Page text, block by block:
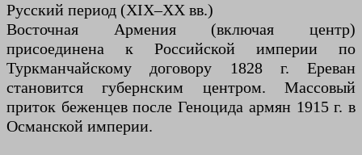
Русский период (XIX–XX вв.)
Восточная Армения (включая центр)
присоединена к Российской империи по
Туркманчайскому договору 1828 г. Ереван
становится губернским центром. Массовый
приток беженцев после Геноцида армян 1915 г. в
Османской империи.